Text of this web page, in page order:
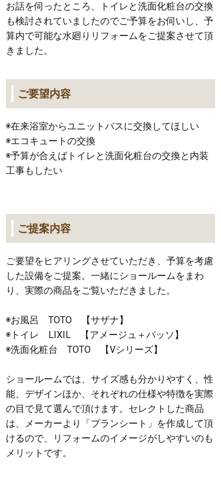
お話を伺ったところ、トイレと洗面化粧台の交換
も検討されていましたのでご予算をお伺いし、予
算内で可能な水廻りリフォームをご提案させて頂
きました。
ご要望内容
◉在来浴室からユニットバスに交換してほしい
◉エコキュートの交換
◉予算が合えばトイレと洗面化粧台の交換と内装
工事もしたい
ご提案内容
ご要望をヒアリングさせていただき、予算を考慮
した設備をご提案。一緒にショールームをまわ
り、実際の商品をご覧いただきました。
◉お風呂 TOTO 【サザナ】
◉トイレ
LIXIL 【アメージュ＋パッソ】
◉洗面化粧台 TOTO 【Vシリーズ】
ショールームでは、サイズ感も分かりやすく、性
能、デザインほか、それぞれの仕様や特徴を実際
の目で見て選んで頂けます。セレクトした商品
は、メーカーより「プランシート」を作成して頂
けるので、リフォームのイメージがしやすいのも
メリットです。